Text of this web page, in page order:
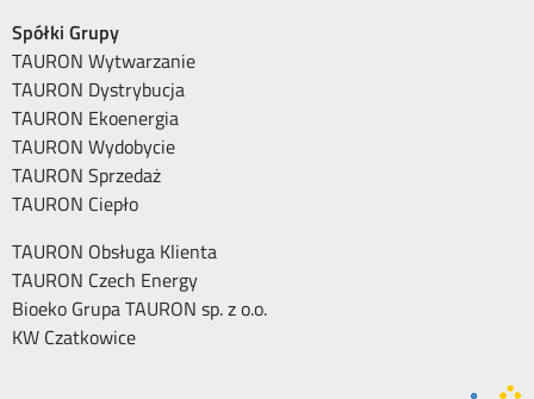
Spółki Grupy
TAURON Wytwarzanie
TAURON Dystrybucja
TAURON Ekoenergia
TAURON Wydobycie
TAURON Sprzedaż
TAURON Ciepło
TAURON Obsługa Klienta
TAURON Czech Energy
Bioeko Grupa TAURON sp. z o.o.
KW Czatkowice